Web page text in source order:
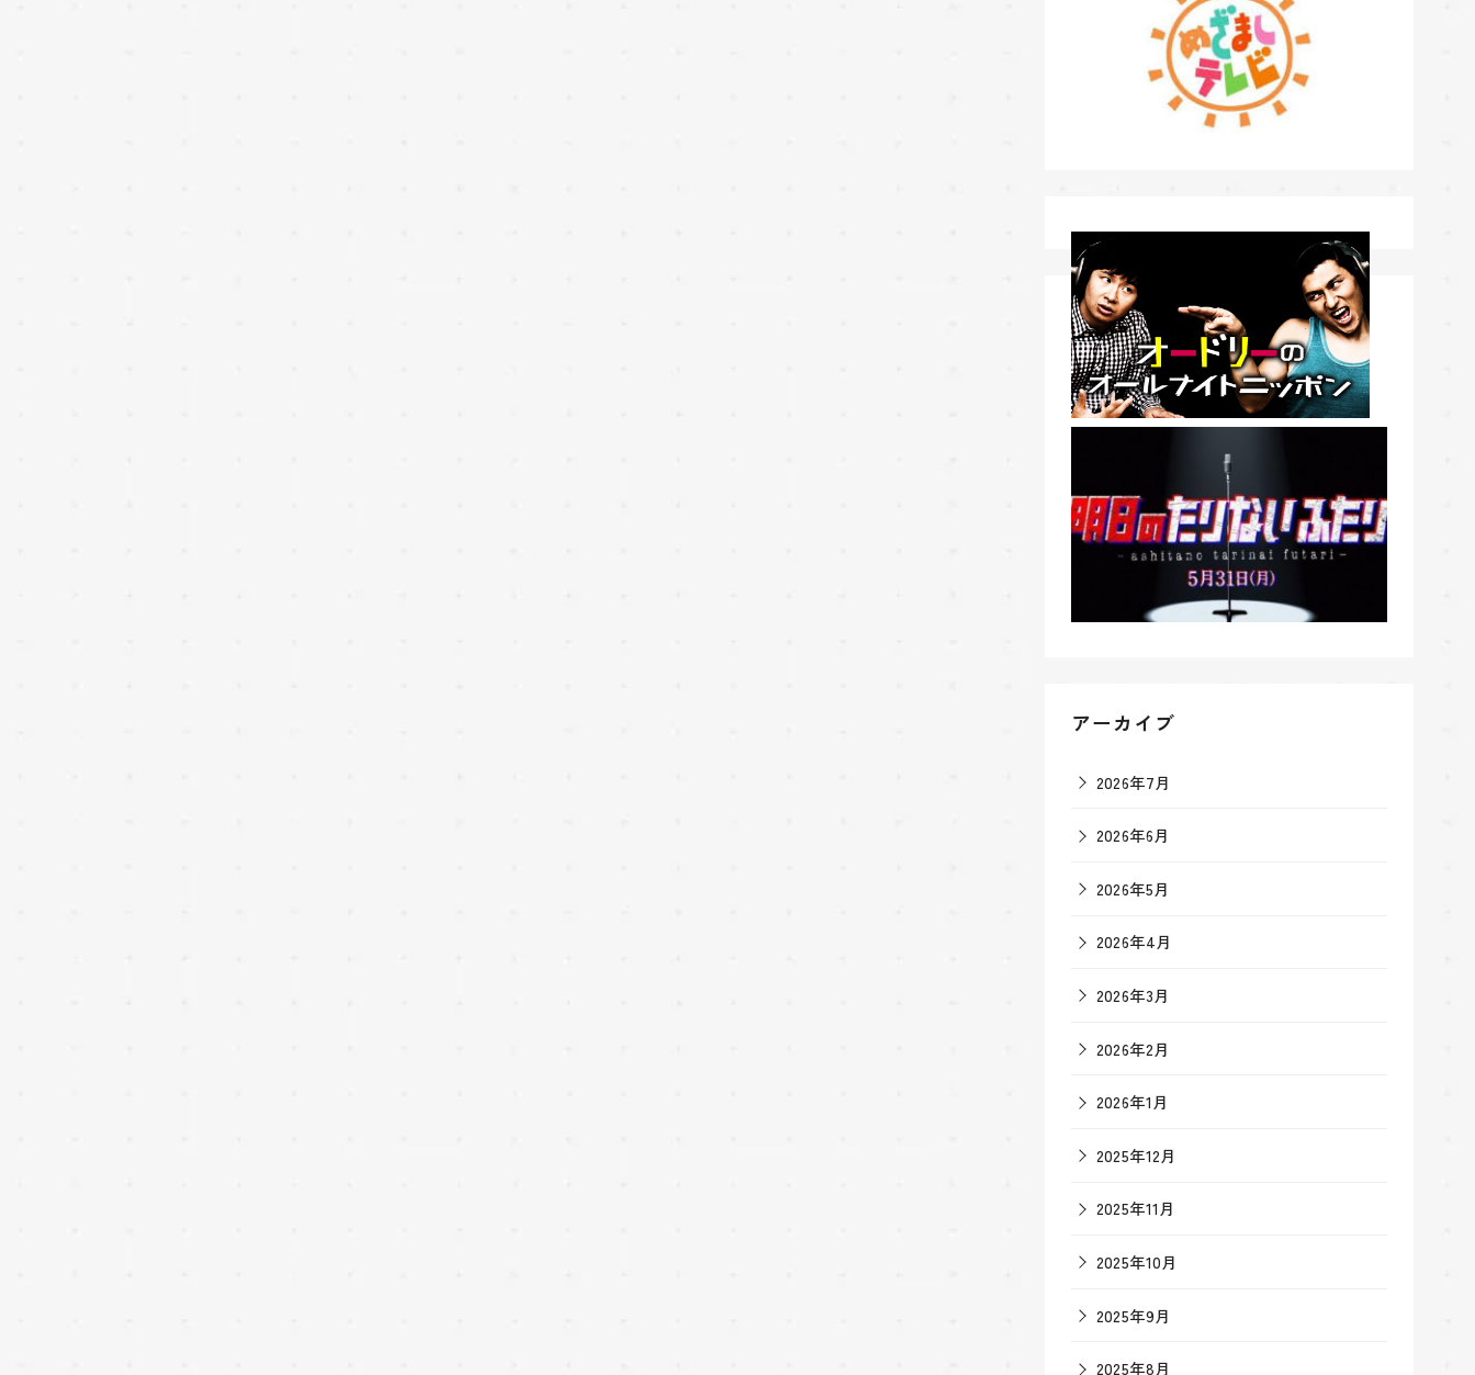
アーカイブ
2026年7月
2026年6月
2026年5月
2026年4月
2026年3月
2026年2月
2026年1月
2025年12月
2025年11月
2025年10月
2025年9月
2025年8月